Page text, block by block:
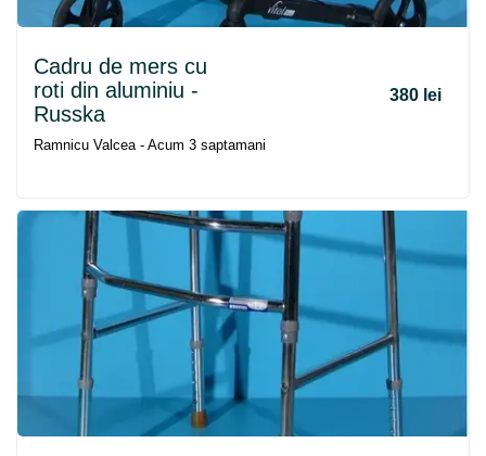
Cadru de mers cu
roti din aluminiu -
Russka
380 lei
Ramnicu Valcea - Acum 3 saptamani